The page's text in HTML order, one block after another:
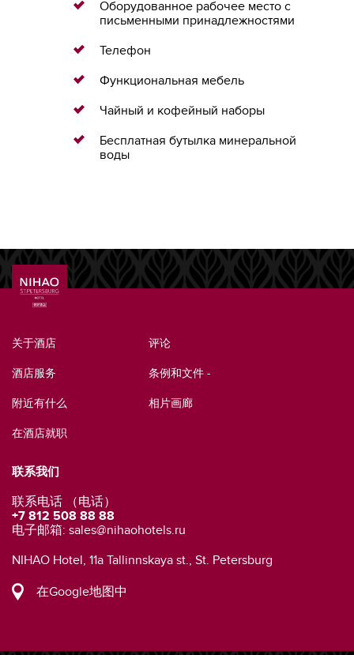
Оборудованное рабочее место с
письменными принадлежностями
Телефон
Функциональная мебель
Чайный и кофейный наборы
Бесплатная бутылка минеральной
воды
关于酒店
酒店服务
附近有什么
在酒店就职
评论
条例和文件 -
相片画廊
联系我们
联系电话 （电话）
+7 812 508 88 88
电子邮箱: sales@nihaohotels.ru
NIHAO Hotel, 11a Tallinnskaya st., St. Petersburg
在Google地图中